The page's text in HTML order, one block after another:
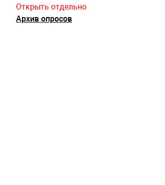
Открыть отдельно
Архив опросов